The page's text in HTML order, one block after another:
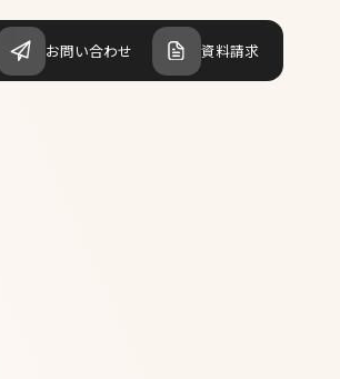
お問い合わせ 資料請求